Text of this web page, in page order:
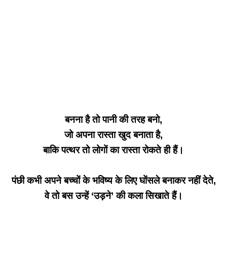
बनना है तो पानी की तरह बनो,
जो अपना रास्ता खुद बनाता है,
बाकि पत्थर तो लोगों का रास्ता रोकते ही हैं।
पंछी कभी अपने बच्चों के भविष्य के लिए घोंसले बनाकर नहीं देते,
वे तो बस उन्हें ‘उड़ने’ की कला सिखाते हैं।